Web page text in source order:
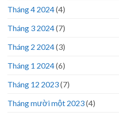
Tháng 4 2024(4)
Tháng 3 2024(7)
Tháng 2 2024(3)
Tháng 1 2024(6)
Tháng 12 2023(7)
Tháng mười một 2023(4)